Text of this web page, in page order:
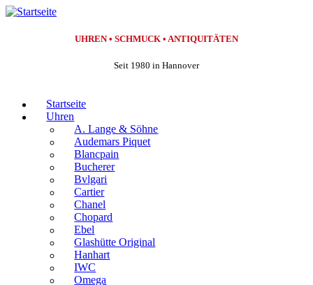
Skip
UHREN • SCHMUCK • ANTIQUITÄTEN
Seit 1980 in Hannover
Startseite
Uhren
A. Lange & Söhne
Audemars Piquet
Blancpain
Bucherer
Bvlgari
Cartier
Chanel
Chopard
Ebel
Glashütte Original
Hanhart
IWC
Omega